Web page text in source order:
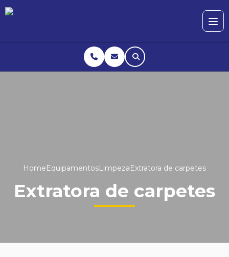
HomeEquipamentosLimpezaExtratora de carpetes
Extratora de carpetes